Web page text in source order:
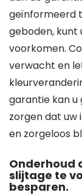
geïnformeerd
geboden,
voorkomen.
verwacht en
garantie kan u
zorgen dat uw
en zorgeloos
Onderhoud
slijtage te
besparen.